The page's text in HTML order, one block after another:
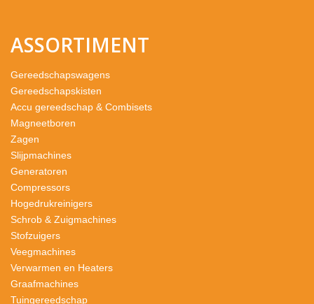
ASSORTIMENT
Gereedschapswagens
Gereedschapskisten
Accu gereedschap & Combisets
Magneetboren
Zagen
Slijpmachines
Generatoren
Compressors
Hogedrukreinigers
Schrob & Zuigmachines
Stofzuigers
Veegmachines
Verwarmen en Heaters
Graafmachines
Tuingereedschap